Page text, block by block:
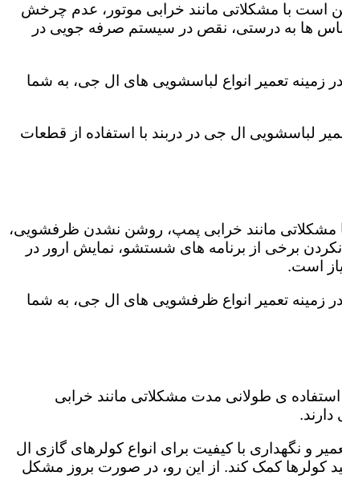
است با مشکلاتی مانند خرابی موتور، عدم چرخش
ها به درستی، نقص در سیستم صرفه جویی در
زمینه تعمیر انواع لباسشویی های ال جی، به شما
لباسشویی ال جی در دربند با استفاده از قطعات
مشکلاتی مانند خرابی پمپ، روشن نشدن ظرفشویی،
برخی از برنامه های شستشو، نمایش ارور در
است.
زمینه تعمیر انواع ظرفشویی های ال جی، به شما
ی طولانی مدت مشکلاتی مانند خرابی
و نگهداری با کیفیت برای انواع کولرهای گازی ال
کولرها کمک کند. از این رو، در صورت بروز مشکل